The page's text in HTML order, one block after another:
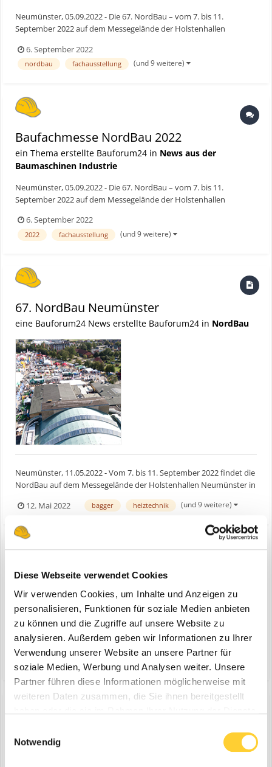
Diese Webseite verwendet Cookies
Wir verwenden Cookies, um Inhalte und Anzeigen zu
personalisieren, Funktionen für soziale Medien anbieten
zu können und die Zugriffe auf unsere Website zu
analysieren. Außerdem geben wir Informationen zu Ihrer
Verwendung unserer Website an unsere Partner für
soziale Medien, Werbung und Analysen weiter. Unsere
Partner führen diese Informationen möglicherweise mit
weiteren Daten zusammen, die Sie ihnen bereitgestellt
Notwendig
Neumünster, 05.09.2022 - Die 67. NordBau – vom 7. bis 11.
September 2022 auf dem Messegelände der Holstenhallen
Besucher können sich wieder auf ein breites Angebot auf der
nordeuropäischen Plattform für Hoch und Tiefbau, Baugeräte und
6. September 2022
nordbau fachausstellung (und 9 weitere)
Baufachmesse NordBau 2022
ein Thema erstellte Bauforum24 in News aus der
Baumaschinen Industrie
Neumünster, 05.09.2022 - Die 67. NordBau – vom 7. bis 11.
September 2022 auf dem Messegelände der Holstenhallen
Besucher können sich wieder auf ein breites Angebot auf der
nordeuropäischen Plattform für Hoch und Tiefbau, Baugeräte und
6. September 2022
2022 fachausstellung (und 9 weitere)
67. NordBau Neumünster
eine Bauforum24 News erstellte Bauforum24 in NordBau
Neumünster, 11.05.2022 - Vom 7. bis 11. September 2022 findet die
NordBau auf dem Messegelände der Holstenhallen Neumünster in
Schleswig-Holstein statt und das Holzbauzentrum*Nord in Kiel ist
Organisator einer über 750qm großen Sonderschau, die weitere
12. Mai 2022 bagger heiztechnik (und 9 weitere)
67. NordBau Neumünster
ein Thema erstellte Bauforum24 inNews aus der
Baumaschinen Industrie
Neumünster, 11.05.2022 - Vom 7. bis 11. September 2022 findet die
NordBau auf dem Messegelände der Holstenhallen Neumünster in
Schleswig-Holstein statt und das Holzbauzentrum*Nord in Kiel ist
Organisator einer über 750qm großen Sonderschau, die weitere
Aussteller umfasst, mit dem Titel „Bauen und au...
12. Mai 2022
67. NordBau in Neumünster
eine Bauforum24 News erstellte Bauforum24 in NordBau